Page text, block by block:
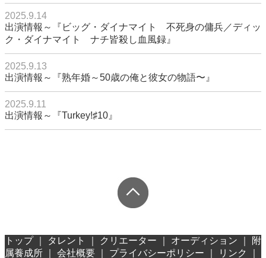
2025.9.14
出演情報～『ビッグ・ダイナマイト 不死身の傭兵／ディッ
ク・ダイナマイト ナチ皆殺し血風録』
2025.9.13
出演情報～『熟年婚～50歳の俺と彼女の物語〜』
2025.9.11
出演情報～『Turkey!♯10』
トップ｜ タレント クリエーター オーディション
附
属養成所
会社概要 プライバシーポリシー リンク